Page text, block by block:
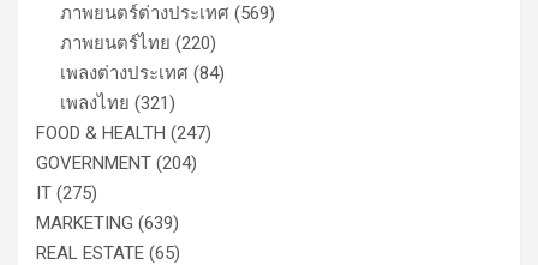
ภาพยนตร์ต่างประเทศ (569)
ภาพยนตร์ไทย (220)
เพลงต่างประเทศ (84)
เพลงไทย (321)
FOOD & HEALTH (247)
GOVERNMENT (204)
IT (275)
MARKETING (639)
REAL ESTATE (65)